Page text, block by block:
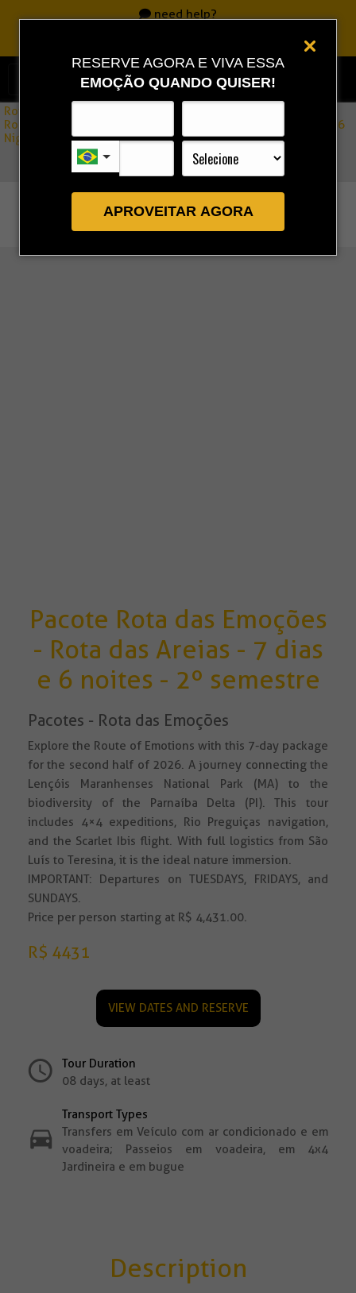
RESERVE AGORA E VIVA ESSA
EMOÇÃO QUANDO QUISER!
APROVEITAR AGORA
need help?
Rota Combo
Route of Emotions: Sand Dunes Route (CE/PI/MA) – 7 Days & 6
Nights (2st Half 2026)
Pacote Rota das Emoções
- Rota das Areias - 7 dias
e 6 noites - 2º semestre
Pacotes - Rota das Emoções
Explore the Route of Emotions with this 7-day package
for the second half of 2026. A journey connecting the
Lençóis Maranhenses National Park (MA) to the
biodiversity of the Parnaíba Delta (PI). This tour
includes 4×4 expeditions, Rio Preguiças navigation,
and the Scarlet Ibis flight. With full logistics from São
Luís to Teresina, it is the ideal nature immersion.
IMPORTANT: Departures on TUESDAYS, FRIDAYS, and
SUNDAYS.
Price per person starting at R$ 4,431.00.
R$ 4431
VIEW DATES AND RESERVE
Tour Duration
08 days, at least
Transport Types
Transfers em Veículo com ar condicionado e em
voadeira; Passeios em voadeira, em 4x4
Jardineira e em bugue
Description